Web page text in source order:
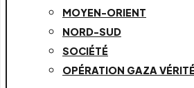
MOYEN-ORIENT
NORD-SUD
SOCIÉTÉ
OPÉRATION GAZA VÉRITÉ